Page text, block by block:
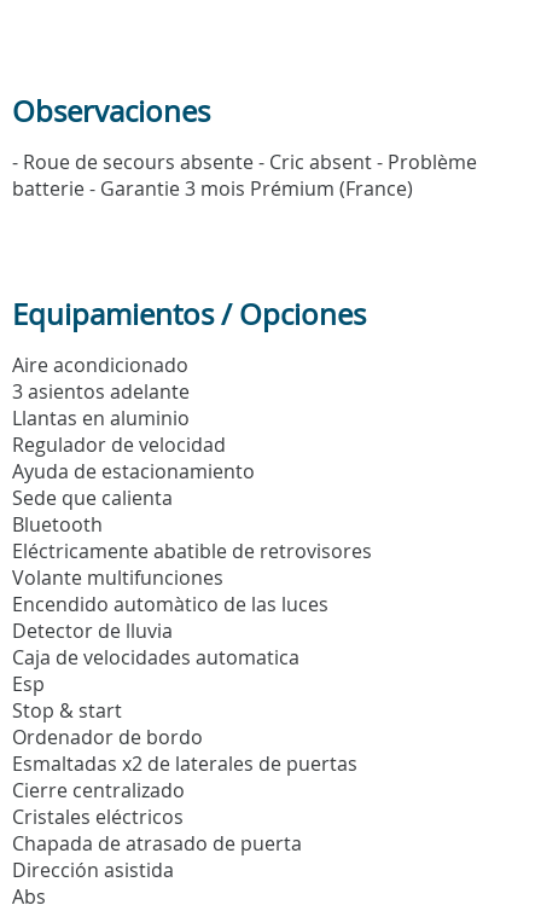
Observaciones
- Roue de secours absente - Cric absent - Problème
batterie - Garantie 3 mois Prémium (France)
Equipamientos / Opciones
Aire acondicionado
3 asientos adelante
Llantas en aluminio
Regulador de velocidad
Ayuda de estacionamiento
Sede que calienta
Bluetooth
Eléctricamente abatible de retrovisores
Volante multifunciones
Encendido automàtico de las luces
Detector de lluvia
Caja de velocidades automatica
Esp
Stop & start
Ordenador de bordo
Esmaltadas x2 de laterales de puertas
Cierre centralizado
Cristales eléctricos
Chapada de atrasado de puerta
Dirección asistida
Abs